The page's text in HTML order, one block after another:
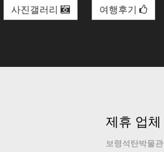
사진갤러리 여행후기
제휴 업체
보령석탄박물관